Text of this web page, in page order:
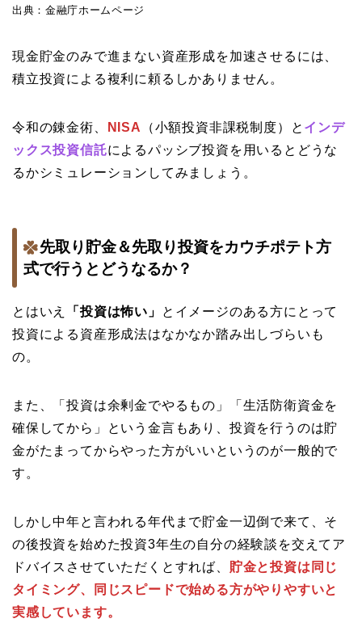
出典：金融庁ホームページ
現金貯金のみで進まない資産形成を加速させるには、
積立投資による複利に頼るしかありません。
令和の錬金術、 NISA （小額投資非課税制度）と インデ
ックス投資信託によるパッシブ投資を用いるとどうな
るかシミュレーションしてみましょう。
先取り貯金＆先取り投資をカウチポテト方
式で行うとどうなるか？
とはいえ 「投資は怖い」
とイメージのある方にとって
投資による資産形成法はなかなか踏み出しづらいも
の。
また、「投資は余剰金でやるもの」「生活防衛資金を
確保してから」という金言もあり、投資を行うのは貯
金がたまってからやった方がいいというのが一般的で
す。
しかし中年と言われる年代まで貯金一辺倒で来て、そ
の後投資を始めた投資3年生の自分の経験談を交えてア
ドバイスさせていただくとすれば、 貯金と投資は同じ
タイミング、同じスピードで始める方がやりやすいと
実感しています。